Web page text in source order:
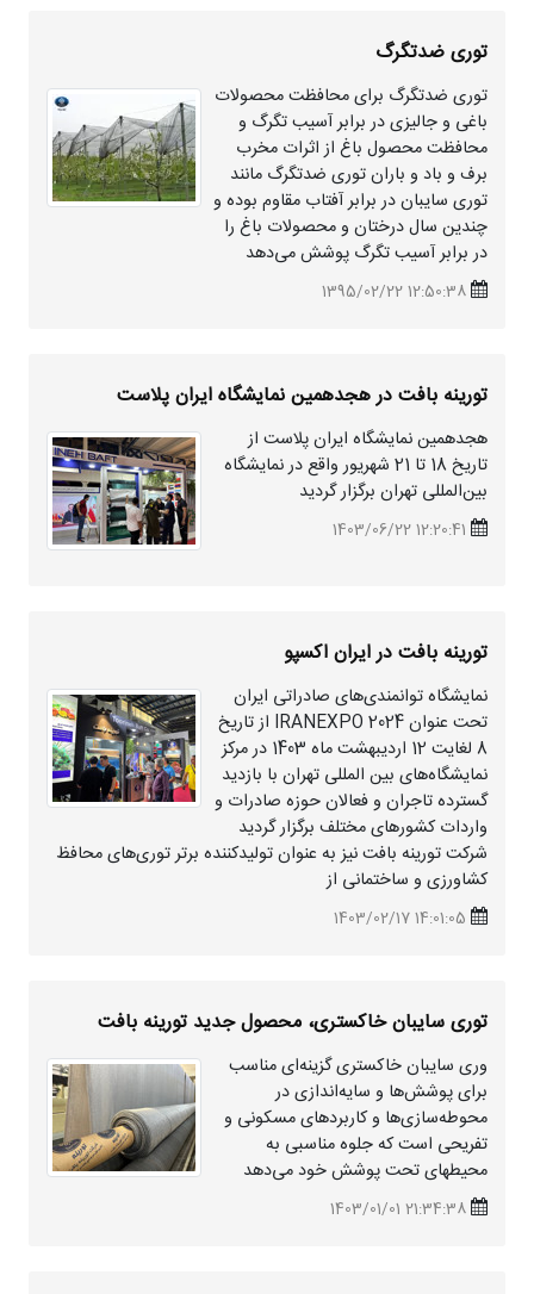
توری ضدتگرگ
توری ضدتگرگ برای محافظت محصولات
باغی و جالیزی در برابر آسیب تگرگ و
محافظت محصول باغ از اثرات مخرب
برف و باد و باران توری ضدتگرگ مانند
توری سایبان در برابر آفتاب مقاوم بوده و
چندین سال درختان و محصولات باغ را
در برابر آسیب تگرگ پوشش می‌دهد
12:50:38 1395/02/22
تورینه بافت در هجدهمین نمایشگاه ایران پلاست
هجدهمین نمایشگاه ایران پلاست از
تاریخ 18 تا 21 شهریور واقع در نمایشگاه
بین‌المللی تهران برگزار گردید
12:20:41 1403/06/22
تورینه بافت در ایران اکسپو
نمایشگاه توانمندی‌های صادراتی ایران
تحت عنوان IRANEXPO 2024 از تاریخ
8 لغایت 12 اردیبهشت ماه 1403 در مرکز
نمایشگاه‌های بین المللی تهران با بازدید
گسترده تاجران و فعالان حوزه صادرات و
واردات کشورهای مختلف برگزار گردید
شرکت تورینه بافت نیز به عنوان تولیدکننده برتر توری‌های محافظ
کشاورزی و ساختمانی از
14:01:05 1403/02/17
توری سایبان خاکستری، محصول جدید تورینه بافت
وری سایبان خاکستری گزینه‌ای مناسب
برای پوشش‌ها و سایه‌اندازی در
محوطه‌سازی‌ها و کاربردهای مسکونی و
تفریحی است که جلوه مناسبی به
محیطهای تحت پوشش خود می‌دهد
21:34:38 1403/01/01